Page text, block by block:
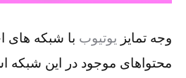
وجه تمایز یوتیوب با شبکه های
محتواهای موجود در این شبکه